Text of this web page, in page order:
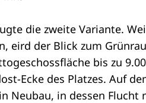
die zweite Variante.
eird der Blick zum
bis zu
Ecke des Platzes. Auf
Neubau, in dessen Flucht